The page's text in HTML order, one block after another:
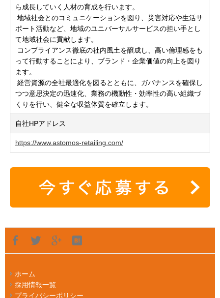
ら成長していく人材の育成を行います。
地域社会とのコミュニケーションを図り、災害対応や生活サ
ポート活動など、地域のユニバーサルサービスの担い手とし
て地域社会に貢献します。
コンプライアンス徹底の社内風土を醸成し、高い倫理感をも
って行動することにより、ブランド・企業価値の向上を図り
ます。
経営資源の全社最適化を図るとともに、ガバナンスを確保し
つつ意思決定の迅速化、業務の機動性・効率性の高い組織づ
くりを行い、健全な収益体質を確立します。
自社HPアドレス
https://www.astomos-retailing.com/
ホーム
採用情報一覧
プライバシーポリシー